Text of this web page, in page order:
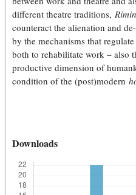
different theatre traditions,
counteract the alienation and
by the mechanisms that
both to rehabilitate work – also
productive dimension of
condition of the (post)modern
Downloads